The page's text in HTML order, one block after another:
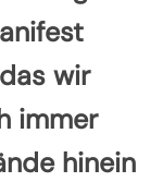
wir
immer
hinein